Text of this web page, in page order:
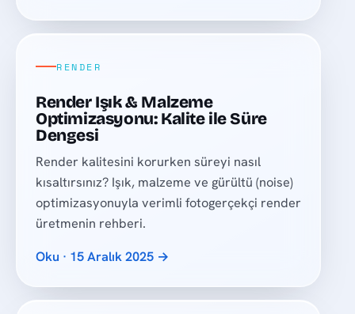
RENDER
Render Işık & Malzeme
Optimizasyonu: Kalite ile Süre
Dengesi
Render kalitesini korurken süreyi nasıl
kısaltırsınız? Işık, malzeme ve gürültü (noise)
optimizasyonuyla verimli fotogerçekçi render
üretmenin rehberi.
Oku · 15 Aralık 2025 →